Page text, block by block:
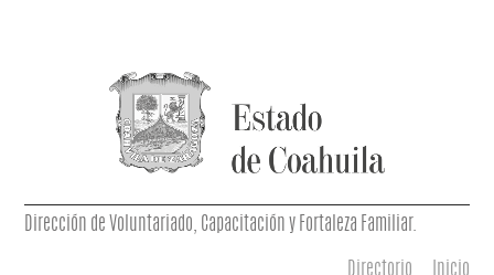
Dirección de Voluntariado, Capacitación y Fortaleza Familiar.
Directorio Inicio